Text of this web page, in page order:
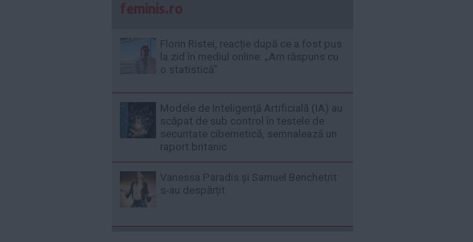
feminis.ro
Florin Ristei, reacție după ce a fost pus
la zid în mediul online: „Am răspuns cu
o statistică”
Modele de Inteligență Artificială (IA) au
scăpat de sub control în testele de
securitate cibernetică, semnalează un
raport britanic
Vanessa Paradis și Samuel Benchetrit
s-au despărțit